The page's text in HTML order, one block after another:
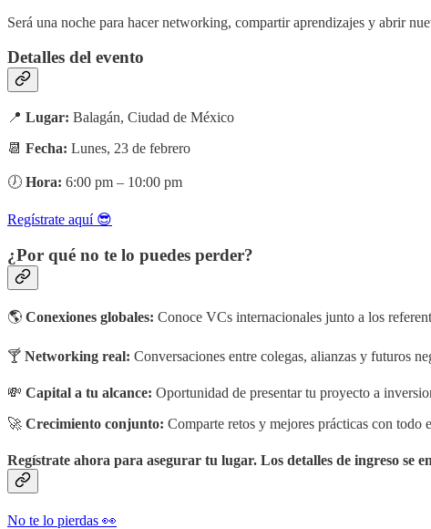
Será una noche para hacer networking, compartir aprendizajes y abrir
Detalles del evento
📍 Lugar: Balagán, Ciudad de México
📆 Fecha: Lunes, 23 de febrero
🕖 Hora: 6:00 pm – 10:00 pm
Regístrate aquí 😎
¿Por qué no te lo puedes perder?
🌎 Conexiones globales: Conoce VCs internacionales junto a los
🍸 Networking real: Conversaciones entre colegas, alianzas y futuros
💸 Capital a tu alcance: Oportunidad de presentar tu proyecto a
🚀 Crecimiento conjunto: Comparte retos y mejores prácticas con todo
Regístrate ahora para asegurar tu lugar. Los detalles de ingreso se
No te lo pierdas 👀